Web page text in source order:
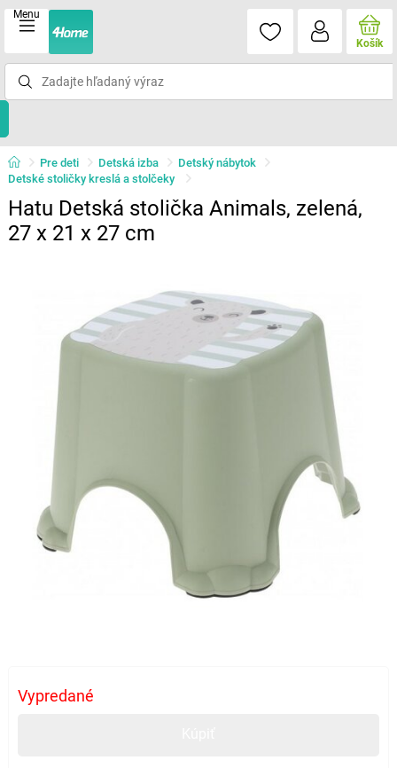
Menu
Košík
Pre deti Detská izba
Detský nábytok
Detské stoličky kreslá a stolčeky
Hatu Detská stolička Animals, zelená,
27 x 21 x 27 cm
Vypredané